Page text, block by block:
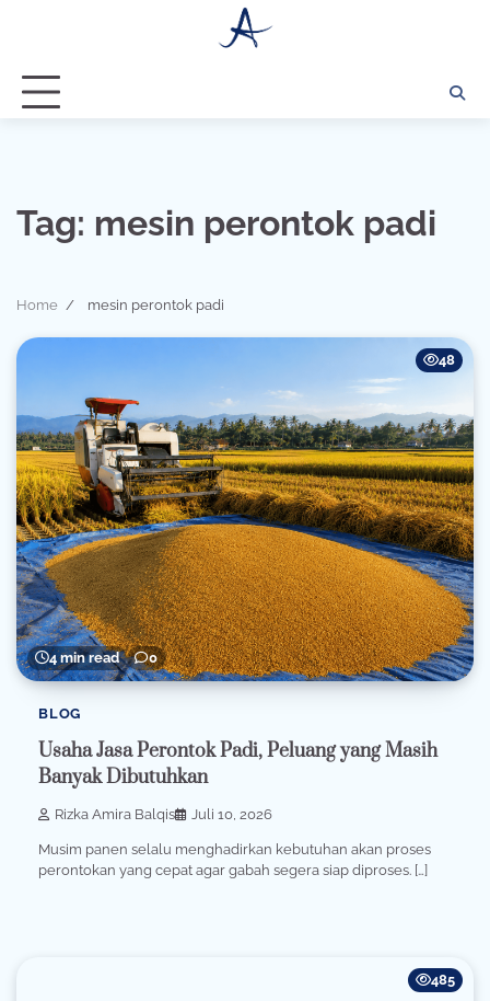
Tag: mesin perontok padi
Home mesin perontok padi
4 min read 0
48
BLOG
Usaha Jasa Perontok Padi, Peluang yang Masih
Banyak Dibutuhkan
Rizka Amira Balqis Juli 10, 2026
Musim panen selalu menghadirkan kebutuhan akan proses
perontokan yang cepat agar gabah segera siap diproses. […]
485